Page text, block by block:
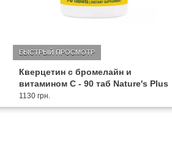
Кверцетин с бромелайн и
витамином С - 90 таб Nature's Plus
БЫСТРЫЙ ПРОСМОТР
1130 грн.